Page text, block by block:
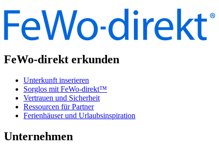
FeWo-direkt erkunden
Unterkunft inserieren
Sorglos mit FeWo-direkt™
Vertrauen und Sicherheit
Ressourcen für Partner
Ferienhäuser und Urlaubsinspiration
Unternehmen